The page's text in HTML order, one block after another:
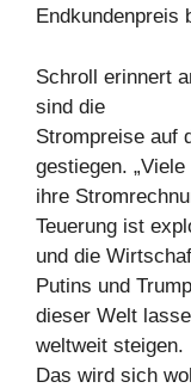
Endkundenpreis
Schroll erinnert
sind die
Strompreise auf
gestiegen.
ihre
Teuerung ist
und die
Putins und
dieser Welt
weltweit steigen.
Das wird sich